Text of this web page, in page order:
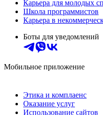
Карьера для молодых
Школа программистов
Карьера в
Боты для уведомлений
Мобильное приложение
Этика и комплаенс
Оказание услуг
Использование сайтов